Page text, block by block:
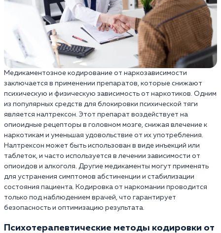
Медикаментозное кодирование от наркозависимости
заключается в применении препаратов, которые снижают
психическую и физическую зависимость от наркотиков. Одним
из популярных средств для блокировки психической тяги
является налтрексон. Этот препарат воздействует на
опиоидные рецепторы в головном мозге, снижая влечение к
наркотикам и уменьшая удовольствие от их употребления.
Налтрексон может быть использован в виде инъекций или
таблеток, и часто используется в лечении зависимости от
опиоидов и алкоголя. Другие медикаменты могут применять
для устранения симптомов абстиненции и стабилизации
состояния пациента. Кодировка от наркомании проводится
только под наблюдением врачей, что гарантирует
безопасность и оптимизацию результата.
Психотерапевтические методы кодировки от